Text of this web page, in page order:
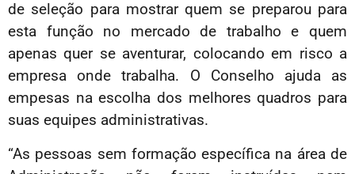
de seleção para mostrar quem se preparou para
esta função no mercado de trabalho e quem
apenas quer se aventurar, colocando em risco a
empresa onde trabalha. O Conselho ajuda as
empesas na escolha dos melhores quadros para
suas equipes administrativas.
“As pessoas sem formação específica na área de